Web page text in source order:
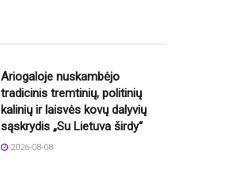
Ariogaloje nuskambėjo
tradicinis tremtinių, politinių
kalinių ir laisvės kovų dalyvių
sąskrydis „Su Lietuva širdy“
2026-08-08